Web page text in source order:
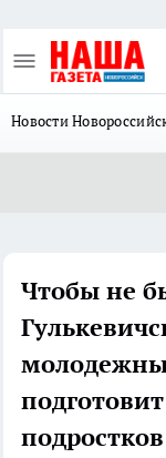
Новости
Чтобы не